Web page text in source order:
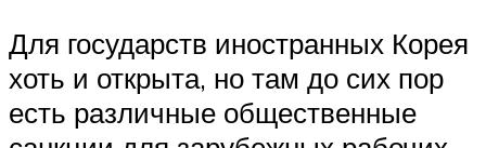
Для государств иностранных Корея
хоть и открыта, но там до сих пор
есть различные общественные